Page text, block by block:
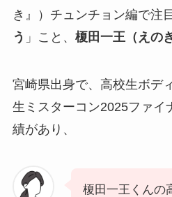
き』）チュンチョン編で注
う 」こと、 榎田一王（えの
宮崎県出身で、高校生ボデ
生ミスターコン2025ファイ
績があり、
榎田一王くんの